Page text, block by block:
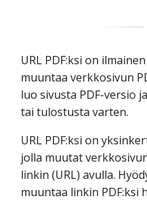
URL PDF:ksi on
muuntaa verkkosivun
luo sivusta PDF-versio
tai tulostusta varten.
URL PDF:ksi on
jolla muutat
linkin (URL) avulla.
muuntaa linkin PDF:ksi